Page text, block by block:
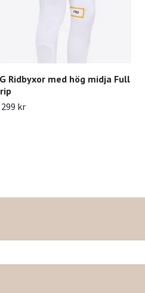
Ridbyxor med hög midja Full
299 kr